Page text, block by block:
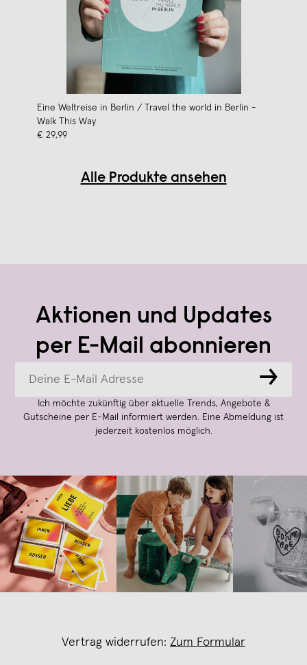
Eine Weltreise in Berlin / Travel the world in Berlin -
Walk This Way
€ 29,99
Alle Produkte ansehen
Aktionen und Updates
per E-Mail abonnieren
→
Ich möchte zukünftig über aktuelle Trends, Angebote &
Gutscheine per E-Mail informiert werden. Eine Abmeldung ist
jederzeit kostenlos möglich.
Vertrag widerrufen: Zum Formular